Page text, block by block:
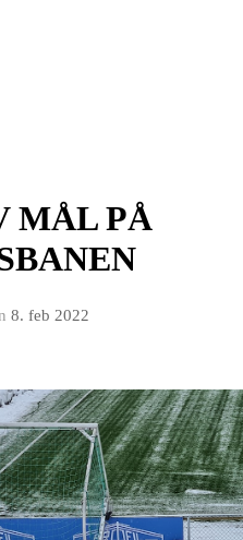
MÅL PÅ
8. feb 2022